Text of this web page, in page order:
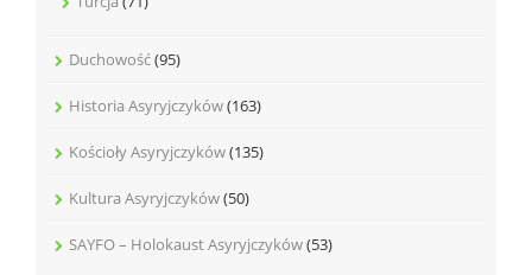
Duchowość(95)
Historia Asyryjczyków(163)
Kościoły Asyryjczyków(135)
Kultura Asyryjczyków(50)
SAYFO – Holokaust Asyryjczyków(53)